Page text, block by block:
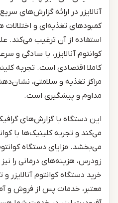
آنالایزر در ارائه گزارش‌های
کمبودهای تغذیه‌ای و اختلالات
استفاده از آن ترغیب می‌کند.
کوانتوم آنالایزر، با سادگی و
کاملا اقتصادی است. تجربه
مراکز تغذیه و سلامتی،
مداوم و پیشگیری است.
این دستگاه با گزارش‌های
می‌کند و تجربه کلینیک‌ها با
می‌بخشد. مزایای دستگاه
زودرس، هزینه‌های درمانی را
خرید دستگاه کوانتوم آنالایزر و
معتبر، خدمات پس از فروش و